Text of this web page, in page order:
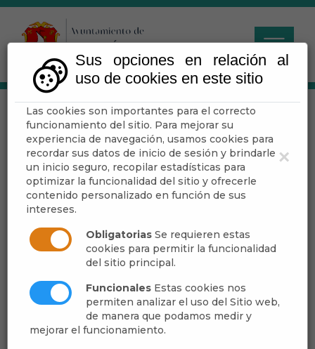
×
Sus opciones en relación al
uso de cookies en este sitio
Las cookies son importantes para el correcto
funcionamiento del sitio. Para mejorar su
experiencia de navegación, usamos cookies para
recordar sus datos de inicio de sesión y brindarle
un inicio seguro, recopilar estadísticas para
optimizar la funcionalidad del sitio y ofrecerle
contenido personalizado en función de sus
intereses.
Obligatorias Se requieren estas
cookies para permitir la funcionalidad
del sitio principal.
Funcionales Estas cookies nos
permiten analizar el uso del Sitio web,
de manera que podamos medir y
mejorar el funcionamiento.
GLOBOFEXIA
Escuchar